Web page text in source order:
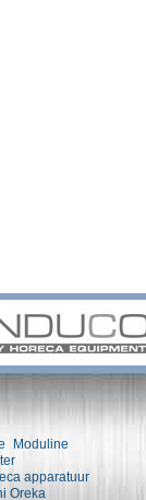
Moduline
apparatuur
Oreka